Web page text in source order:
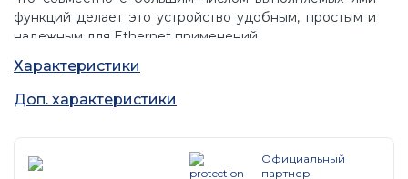
функций делает это устройство удобным, простым и
надежным для Ethernet применений.
Энергосберегающее Serial-Ethernet решение
Moxa недавно разработала MiiNe - небольшой, но
мощный Serial-в-Ethernet чип со встроенной
NPort 5100А теперь базируется на MiiNe и стала
единственным в мире сервером Serial-в-Ethernet с
Характеристики
Доп. характеристики
Официальный
партнер